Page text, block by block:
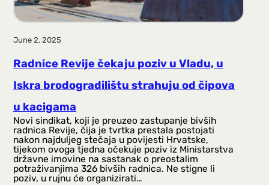
June 2, 2025
Radnice Revije čekaju poziv u Vladu, u
Iskra brodogradilištu strahuju od čipova
u kacigama
Novi sindikat, koji je preuzeo zastupanje bivših
radnica Revije, čija je tvrtka prestala postojati
nakon najduljeg stečaja u povijesti Hrvatske,
tijekom ovoga tjedna očekuje poziv iz Ministarstva
državne imovine na sastanak o preostalim
potraživanjima 326 bivših radnica. Ne stigne li
poziv, u rujnu će organizirati…